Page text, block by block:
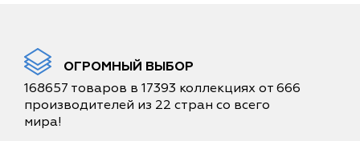
ОГРОМНЫЙ ВЫБОР
168657 товаров в 17393 коллекциях от 666
производителей из 22 стран со всего
мира!